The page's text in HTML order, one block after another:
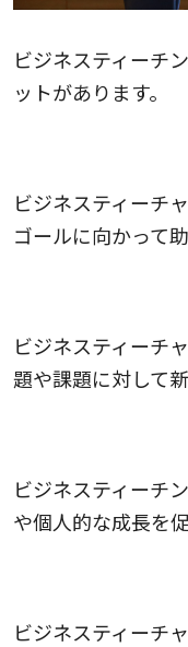
ビジネスティーチ
ットがあります。
ビジネスティーチ
ゴールに向かって
ビジネスティーチ
題や課題に対して
ビジネスティーチ
や個人的な成長を
ビジネスティーチ